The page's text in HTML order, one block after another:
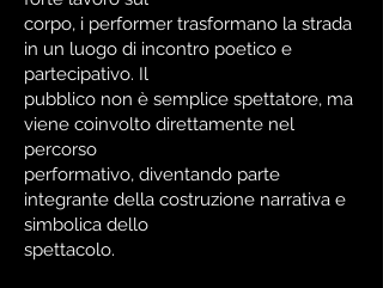
corpo, i performer trasformano la strada
in un luogo di incontro poetico e
partecipativo. Il
pubblico non è semplice spettatore, ma
viene coinvolto direttamente nel
percorso
performativo, diventando parte
integrante della costruzione narrativa e
simbolica dello
spettacolo.